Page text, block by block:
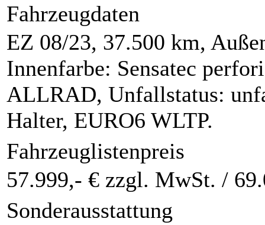
Fahrzeugdaten
EZ 08/23, 37.500 km,
Innenfarbe: Sensatec
ALLRAD, Unfallstatus:
Halter, EURO6 WLTP.
Fahrzeuglistenpreis
57.999,- € zzgl. MwSt. /
Sonderausstattung